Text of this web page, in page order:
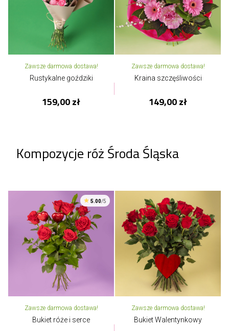
Zawsze darmowa dostawa!
Rustykalne goździki
159,00 zł
Zawsze darmowa dostawa!
Kraina szczęśliwości
149,00 zł
Kompozycje róż Środa Śląska
5.00/5
Zawsze darmowa dostawa!
Bukiet róże i serce
Zawsze darmowa dostawa!
Bukiet Walentynkowy